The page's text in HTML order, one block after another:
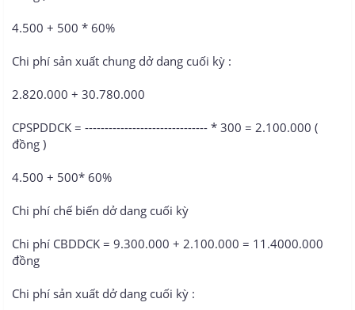
4.500 + 500 * 60%
Chi phí sản xuất chung dở dang cuối kỳ :
2.820.000 + 30.780.000
CPSPDDCK = ------------------------------- * 300 = 2.100.000 (
đồng )
4.500 + 500* 60%
Chi phí chế biến dở dang cuối kỳ
Chi phí CBDDCK = 9.300.000 + 2.100.000 = 11.4000.000
đồng
Chi phí sản xuất dở dang cuối kỳ :